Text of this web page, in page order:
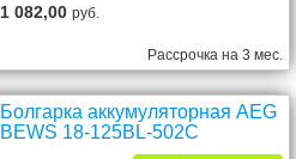
1 082,00руб.
Рассрочка на 3 мес.
Болгарка аккумуляторная AEG
BEWS 18-125BL-502C